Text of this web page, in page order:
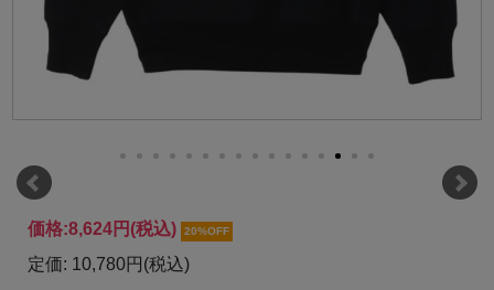
価格:8,624円 (税込) 20%OFF
定価: 10,780円(税込)